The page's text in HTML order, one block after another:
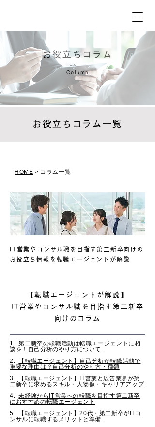
お役立ちコラム
Column
お役立ちコラム一覧
HOME > コラム一覧
IT営業やコンサル職を目指す第二新卒向けの
お役立ち情報を転職エージェントが解説
【転職エージェントが解説】
IT営業やコンサル職を目指す第二新卒
向けのコラム
1.第二新卒の転職活動は転職エージェントに相
談を！自己分析のやり方について
2.
【転職エージェント】自己分析が転職活動で
重要な理由は？自己分析のやり方・種類
3.
【転職エージェント】IT営業と広告業界が第
二新卒に求めるスキル・人物像・キャリアアップ
4.未経験からIT営業への転職を目指す第二新卒
におすすめの転職エージェント
5.
【転職エージェント】20代・第二新卒がITコ
ンサルに転職するメリットと準備